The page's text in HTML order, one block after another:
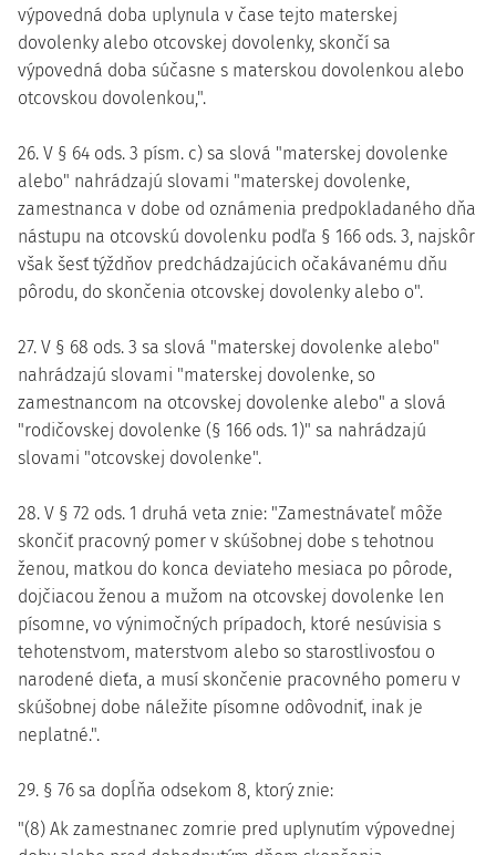
výpovedná doba uplynula v čase tejto materskej
dovolenky alebo otcovskej dovolenky, skončí sa
výpovedná doba súčasne s materskou dovolenkou alebo
otcovskou dovolenkou,".
26. V § 64 ods. 3 písm. c) sa slová "materskej dovolenke
alebo" nahrádzajú slovami "materskej dovolenke,
zamestnanca v dobe od oznámenia predpokladaného dňa
nástupu na otcovskú dovolenku podľa § 166 ods. 3, najskôr
však šesť týždňov predchádzajúcich očakávanému dňu
pôrodu, do skončenia otcovskej dovolenky alebo o".
27. V § 68 ods. 3 sa slová "materskej dovolenke alebo"
nahrádzajú slovami "materskej dovolenke, so
zamestnancom na otcovskej dovolenke alebo" a slová
"rodičovskej dovolenke (§ 166 ods. 1)" sa nahrádzajú
slovami "otcovskej dovolenke".
28. V § 72 ods. 1 druhá veta znie: "Zamestnávateľ môže
skončiť pracovný pomer v skúšobnej dobe s tehotnou
ženou, matkou do konca deviateho mesiaca po pôrode,
dojčiacou ženou a mužom na otcovskej dovolenke len
písomne, vo výnimočných prípadoch, ktoré nesúvisia s
tehotenstvom, materstvom alebo so starostlivosťou o
narodené dieťa, a musí skončenie pracovného pomeru v
skúšobnej dobe náležite písomne odôvodniť, inak je
neplatné.".
29. § 76 sa dopĺňa odsekom 8, ktorý znie:
"(8) Ak zamestnanec zomrie pred uplynutím výpovednej